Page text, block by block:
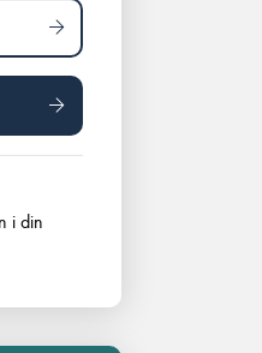
i din